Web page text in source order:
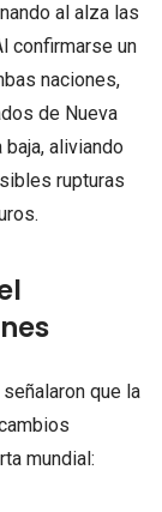
al alza las
confirmarse un
naciones,
de Nueva
aliviando
rupturas
que la
mundial: